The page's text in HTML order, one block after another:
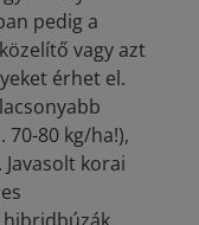
pedig a
vagy azt
érhet el.
80 kg/ha!),
korai